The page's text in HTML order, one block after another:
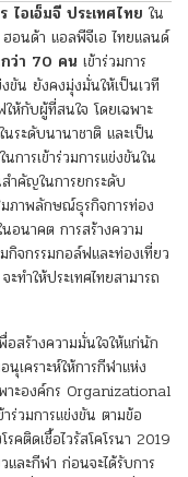
ไอเอ็มจี ประเทศไทย ใน
ฮอนด้า แอลพีจีเอ ไทยแลนด์
กว่า 70 คน เข้าร่วมการ
ขัน ยังคงมุ่งมั่นให้เป็นเวที
ห้กับผู้ที่สนใจ โดยเฉพาะ
นระดับนานาชาติ และเป็น
ารเข้าร่วมการแข่งขันใน
ำคัญในการยกระดับ
มภาพลักษณ์ธุรกิจการท่อง
นอนาคต การสร้างความ
กิจกรรมกอล์ฟและท่องเที่ยว
ทำให้ประเทศไทยสามารถ
สร้างความมั่นใจให้แก่นัก
เคราะห์ให้การกีฬาแห่ง
าะองค์กร Organizational
วมการแข่งขัน ตามข้อ
ติดเชื้อไวรัสโคโรนา 2019
และกีฬา ก่อนจะได้รับการ